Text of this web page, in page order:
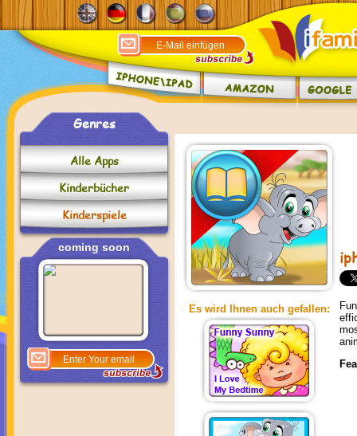
Genres
Alle Apps
Kinderbücher
Kinderspiele
coming soon
Es wird Ihnen auch gefallen: